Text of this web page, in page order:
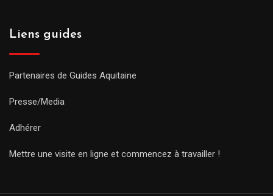
Liens guides
Partenaires de Guides Aquitaine
Presse/Media
Adhérer
Mettre une visite en ligne et commencez à travailler !